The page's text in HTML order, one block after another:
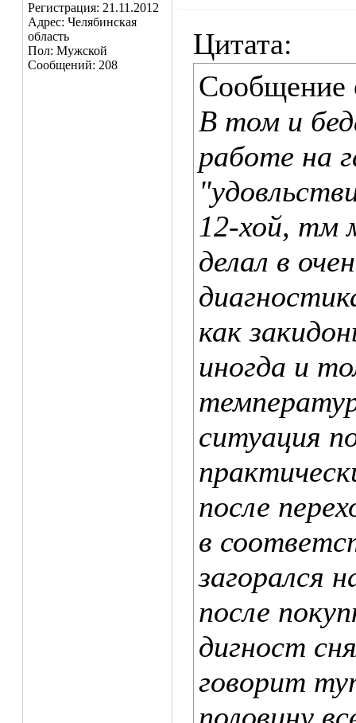
Регистрация: 21.11.2012
Адрес: Челябинская
область
Пол: Мужской
Сообщений: 208
Цитата:
Сообщение
В том и
работе на
12-хой, тм
делал в
как
иногда и
ситуация
после
в
загорался
после
дигност
говорит